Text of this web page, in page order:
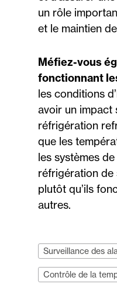
un rôle
et le maintien
Méfiez-vous
fonctionnant
les conditions
avoir un impact
réfrigération
que les
les systèmes
réfrigération de
plutôt qu’ils
autres.
Surveillance des
Contrôle de la